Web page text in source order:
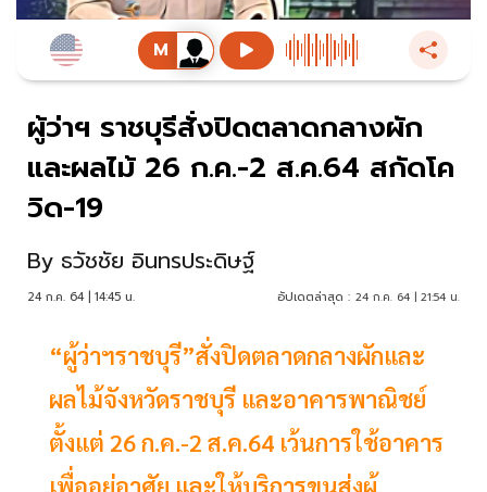
ผู้ว่าฯ ราชบุรีสั่งปิดตลาดกลางผัก
และผลไม้ 26 ก.ค.-2 ส.ค.64 สกัดโค
วิด-19
By ธวัชชัย อินทรประดิษฐ์
24 ก.ค. 64 | 14:45 น. อัปเดตล่าสุด : 24 ก.ค. 64 | 21:54 น.
“ผู้ว่าฯราชบุรี”สั่งปิดตลาดกลางผักและ
ผลไม้จังหวัดราชบุรี และอาคารพาณิชย์
ตั้งแต่ 26 ก.ค.-2 ส.ค.64 เว้นการใช้อาคาร
เพื่ออยู่อาศัย และให้บริการขนส่งผู้